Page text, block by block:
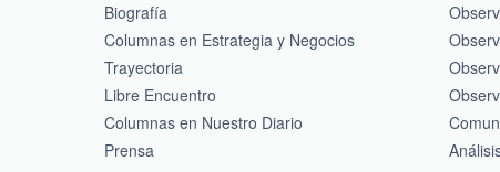
Biografía
Columnas en Estrategia y Negocios
Trayectoria
Libre Encuentro
Columnas en Nuestro Diario
Prensa